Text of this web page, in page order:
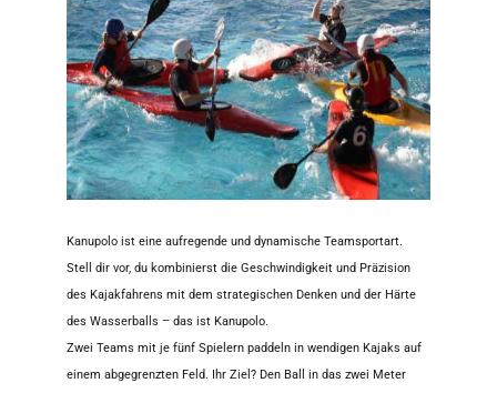
Kanupolo ist eine aufregende und dynamische Teamsportart.
Stell dir vor, du kombinierst die Geschwindigkeit und Präzision
des Kajakfahrens mit dem strategischen Denken und der Härte
des Wasserballs – das ist Kanupolo.
Zwei Teams mit je fünf Spielern paddeln in wendigen Kajaks auf
einem abgegrenzten Feld. Ihr Ziel? Den Ball in das zwei Meter